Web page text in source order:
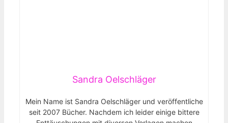
Sandra Oelschläger
Mein Name ist Sandra Oelschläger und veröffentliche
seit 2007 Bücher. Nachdem ich leider einige bittere